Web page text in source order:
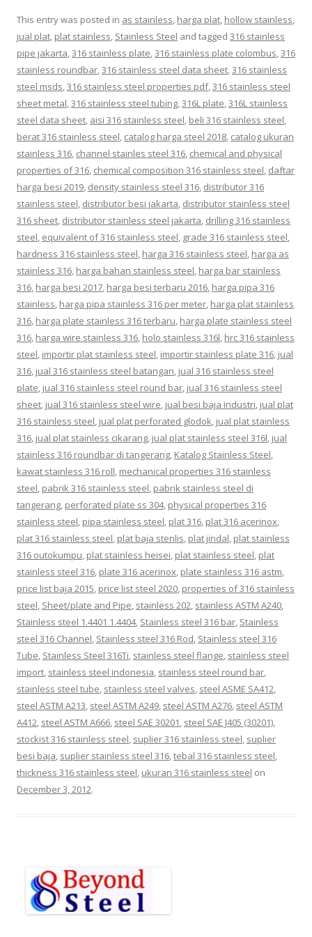
This entry was posted in as stainless, harga plat, hollow stainless,
jual plat, plat stainless, Stainless Steel and tagged 316 stainless
pipe jakarta,316 stainless plate,316 stainless plate colombus,316
stainless roundbar,316 stainless steel data sheet,316 stainless
steel msds,316 stainless steel properties pdf,316 stainless steel
sheet metal,316 stainless steel tubing,316L plate,316L stainless
steel data sheet, aisi 316 stainless steel, beli 316 stainless steel,
berat 316 stainless steel, catalog harga steel 2018, catalog ukuran
stainless 316, channel stainles steel 316, chemical and physical
properties of 316, chemical composition 316 stainless steel, daftar
harga besi 2019, density stainless steel 316, distributor 316
stainless steel, distributor besi jakarta, distributor stainless steel
316 sheet, distributor stainless steel jakarta, drilling 316 stainless
steel, equivalent of 316 stainless steel, grade 316 stainless steel,
hardness 316 stainless steel, harga 316 stainless steel, harga as
stainless 316, harga bahan stainless steel, harga bar stainless
316, harga besi 2017, harga besi terbaru 2016, harga pipa 316
stainless, harga pipa stainless 316 per meter, harga plat stainless
316, harga plate stainless 316 terbaru, harga plate stainless steel
316, harga wire stainless 316, holo stainless 316l, hrc 316 stainless
steel, importir plat stainless steel, importir stainless plate 316, jual
316, jual 316 stainless steel batangan, jual 316 stainless steel
plate, jual 316 stainless steel round bar, jual 316 stainless steel
sheet, jual 316 stainless steel wire, jual besi baja industri, jual plat
316 stainless steel, jual plat perforated glodok, jual plat stainless
316, jual plat stainless cikarang, jual plat stainless steel 316l, jual
stainless 316 roundbar di tangerang, Katalog Stainless Steel,
kawat stainless 316 roll, mechanical properties 316 stainless
steel, pabrik 316 stainless steel, pabrik stainless steel di
tangerang, perforated plate ss 304, physical properties 316
stainless steel, pipa stainless steel, plat 316, plat 316 acerinox,
plat 316 stainless steel, plat baja stenlis, plat jindal, plat stainless
316 outokumpu, plat stainless heisei, plat stainless steel, plat
stainless steel 316, plate 316 acerinox, plate stainless 316 astm,
price list baja 2015, price list steel 2020, properties of 316 stainless
steel, Sheet/plate and Pipe, stainless 202, stainless ASTM A240,
Stainless steel 1.4401 1.4404, Stainless steel 316 bar, Stainless
steel 316 Channel, Stainless steel 316 Rod, Stainless steel 316
Tube, Stainless Steel 316Ti, stainless steel flange, stainless steel
import, stainless steel indonesia, stainless steel round bar,
stainless steel tube, stainless steel valves, steel ASME SA412,
steel ASTM A213, steel ASTM A249, steel ASTM A276, steel ASTM
A412, steel ASTM A666, steel SAE 30201, steel SAE J405 (30201),
stockist 316 stainless steel, suplier 316 stainless steel, suplier
besi baja, suplier stainless steel 316,tebal 316 stainless steel,
thickness 316 stainless steel, ukuran 316 stainless steel on
December 3, 2012.